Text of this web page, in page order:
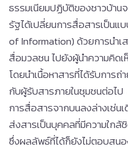
ธรรมเนียมปฏิบัติของชาวบ้าน
รัฐได้เปลี่ยนการสื่อสารเป็นแ
of Information) ด้วยการนำเ
สื่อมวลชน ไปยังผู้นำความคิดเ
โดยนำเนื้อหาสารที่ได้รับการ
กับผู้รับสารภายในชุมชนต่อไ
การสื่อสารจากบนลงล่างเช่น
ส่งสารเป็นบุคคลที่มีความใกล้
ซึ่งผลลัพธ์ที่ได้ก็ยังไม่ตอบสน